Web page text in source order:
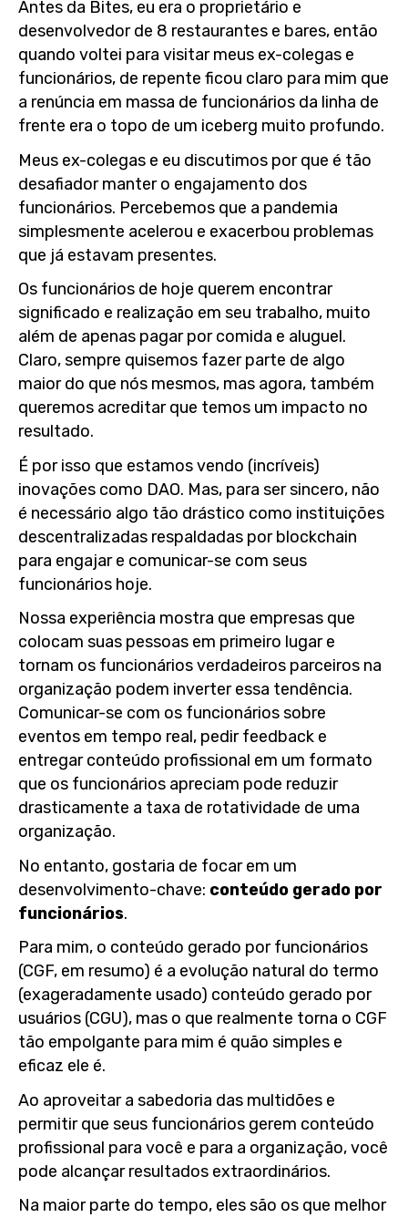
Antes da Bites, eu era o proprietário e
desenvolvedor de 8 restaurantes e bares, então
quando voltei para visitar meus ex-colegas e
funcionários, de repente ficou claro para mim que
a renúncia em massa de funcionários da linha de
frente era o topo de um iceberg muito profundo.
Meus ex-colegas e eu discutimos por que é tão
desafiador manter o engajamento dos
funcionários. Percebemos que a pandemia
simplesmente acelerou e exacerbou problemas
que já estavam presentes.
Os funcionários de hoje querem encontrar
significado e realização em seu trabalho, muito
além de apenas pagar por comida e aluguel.
Claro, sempre quisemos fazer parte de algo
maior do que nós mesmos, mas agora, também
queremos acreditar que temos um impacto no
resultado.
É por isso que estamos vendo (incríveis)
inovações como DAO. Mas, para ser sincero, não
é necessário algo tão drástico como instituições
descentralizadas respaldadas por blockchain
para engajar e comunicar-se com seus
funcionários hoje.
Nossa experiência mostra que empresas que
colocam suas pessoas em primeiro lugar e
tornam os funcionários verdadeiros parceiros na
organização podem inverter essa tendência.
Comunicar-se com os funcionários sobre
eventos em tempo real, pedir feedback e
entregar conteúdo profissional em um formato
que os funcionários apreciam pode reduzir
drasticamente a taxa de rotatividade de uma
organização.
No entanto, gostaria de focar em um
desenvolvimento-chave: conteúdo gerado por
funcionários.
Para mim, o conteúdo gerado por funcionários
(CGF, em resumo) é a evolução natural do termo
(exageradamente usado) conteúdo gerado por
usuários (CGU), mas o que realmente torna o CGF
tão empolgante para mim é quão simples e
eficaz ele é.
Ao aproveitar a sabedoria das multidões e
permitir que seus funcionários gerem conteúdo
profissional para você e para a organização, você
pode alcançar resultados extraordinários.
Na maior parte do tempo, eles são os que melhor